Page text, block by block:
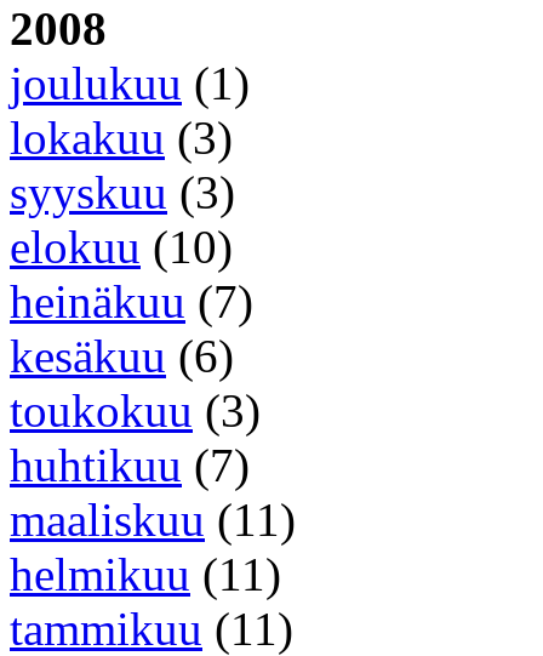
2008
joulukuu (1)
lokakuu (3)
syyskuu (3)
elokuu (10)
heinäkuu (7)
kesäkuu (6)
toukokuu (3)
huhtikuu (7)
maaliskuu (11)
helmikuu (11)
tammikuu (11)